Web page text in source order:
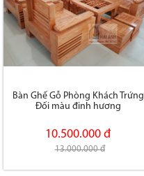
Bàn Ghế Gỗ Phòng Khách Trứng
Đối màu đinh hương
10.500.000 đ
13.000.000 đ